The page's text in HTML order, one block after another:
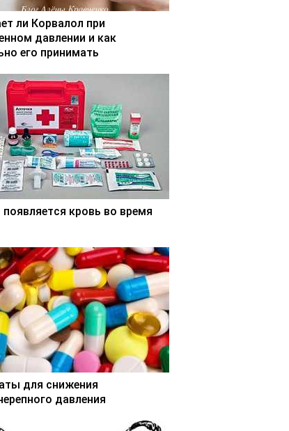
ли Корвалол при
давлении и как
его принимать
появляется кровь во время
для снижения
давления